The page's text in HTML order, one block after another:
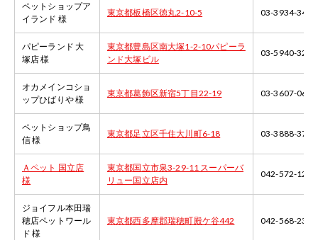
ペットショップア
イランド 様
東京都板橋区徳丸2-10-5 03-3934-3402
パピーランド 大
塚店 様
東京都豊島区南大塚1-2-10パピーラ
ンド大塚ビル
03-5940-3233
オカメインコショ
ップひばりや 様
東京都葛飾区新宿5丁目22-19 03-3607-0610
ペットショップ鳥
信 様
東京都足立区千住大川町6-18 03-3888-3746
Ａペット 国立店
様
東京都国立市泉3-29-11 スーパーバ
リュー国立店内
042-572-1223
ジョイフル本田瑞
穂店ペットワール
ド 様
東京都西多摩郡瑞穂町殿ケ谷442 042-568-2321